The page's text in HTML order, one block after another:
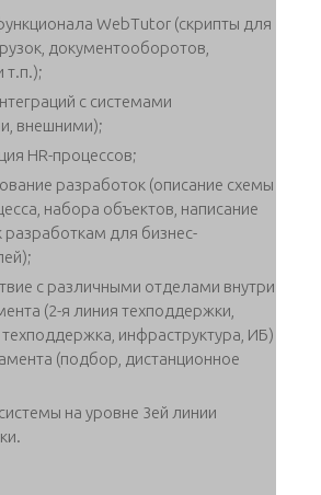
WebTutor (скрипты для
документооборотов,
т.п.);
с системами
внешними);
HR-процессов;
разработок (описание схемы
набора объектов, написание
разработкам для бизнес-
с различными отделами внутри
(2-я линия техподдержки,
инфраструктура, ИБ)
(подбор, дистанционное
на уровне 3ей линии